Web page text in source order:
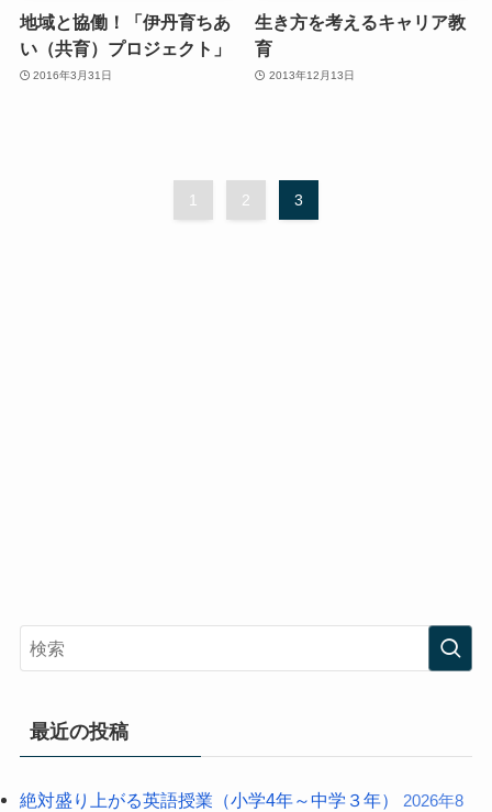
地域と協働！「伊丹育ちあ
い（共育）プロジェクト」
2016年3月31日
生き方を考えるキャリア教
育
2013年12月13日
1 2 3
最近の投稿
絶対盛り上がる英語授業（小学4年～中学３年） 2026年8